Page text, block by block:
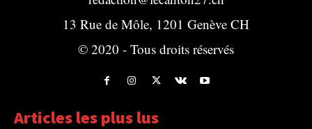
13 Rue de Môle, 1201 Genève CH
© 2020 - Tous droits réservés
Articles les plus lus